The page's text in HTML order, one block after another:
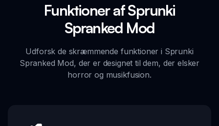
Funktioner af Sprunki
Spranked Mod
Udforsk de skræmmende funktioner i Sprunki
Spranked Mod, der er designet til dem, der elsker
horror og musikfusion.